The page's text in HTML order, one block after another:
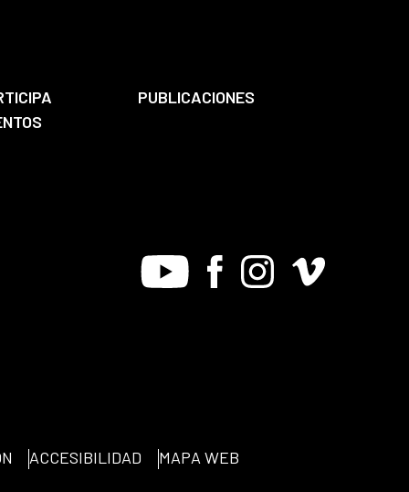
PUBLICACIONES
Youtube FacebookInstagram
Vimeo
ACCESIBILIDAD MAPA WEB